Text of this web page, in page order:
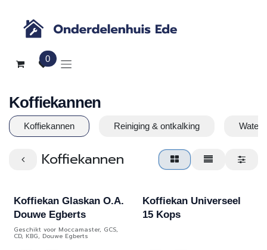
0
Koffiekannen
Koffiekannen Reiniging & ontkalking
Koffiekannen
Koffiekan Glaskan O.A.
Douwe Egberts
Geschikt voor Moccamaster, GCS,
CD, KBG, Douwe Egberts
Koffiekan Universeel
15 Kops